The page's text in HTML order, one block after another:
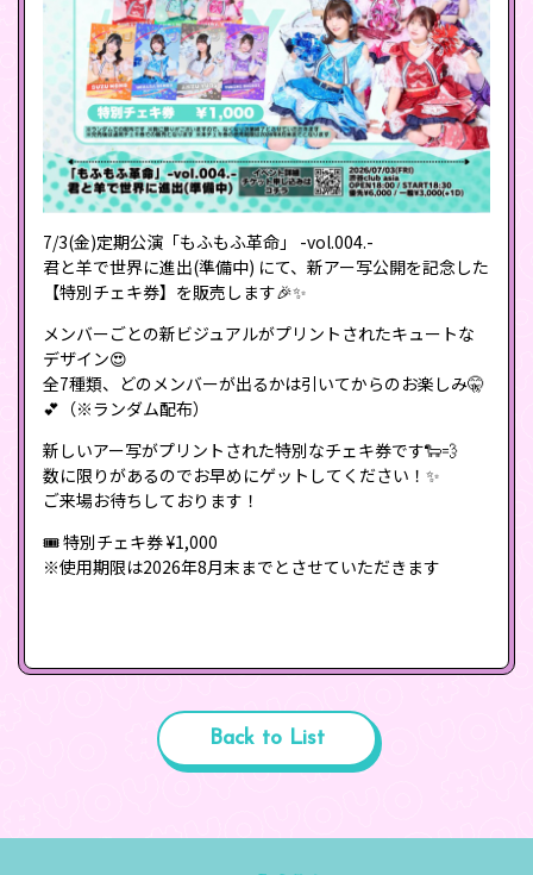
7/3(金)定期公演「もふもふ革命」 -vol.004.-
君と羊で世界に進出(準備中) にて、新アー写公開を記念した
【特別チェキ券】を販売します🎉✨
メンバーごとの新ビジュアルがプリントされたキュートな
デザイン😍
全7種類、どのメンバーが出るかは引いてからのお楽しみ🤫
💕（※ランダム配布）
新しいアー写がプリントされた特別なチェキ券です🐑💨
数に限りがあるのでお早めにゲットしてください！✨
ご来場お待ちしております！
🎟 特別チェキ券 ¥1,000
※使用期限は2026年8月末までとさせていただきます
Back to List